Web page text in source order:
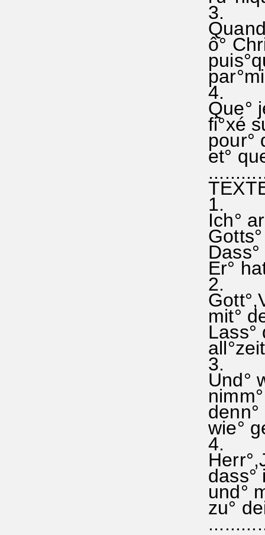
3.
ô°
4.
Que°
fi°xé
pour°
et°
1.
Ich°
Er°
2.
mit°
Lass°
3.
Und°
denn°
wie°
4.
und°
zu°